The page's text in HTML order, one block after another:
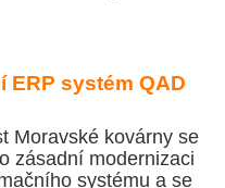
ERP systém QAD
Moravské kovárny se
zásadní modernizaci
systému a se